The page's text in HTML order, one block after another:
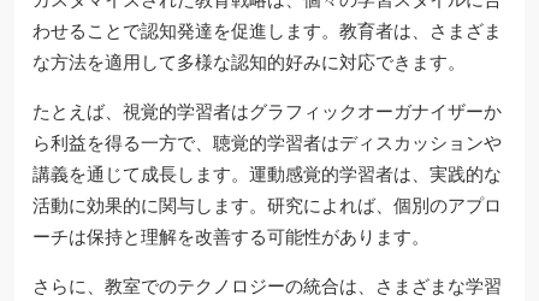
わせることで認知発達を促進します。教育者は、さまざま
な方法を適用して多様な認知的好みに対応できます。
たとえば、視覚的学習者はグラフィックオーガナイザーか
ら利益を得る一方で、聴覚的学習者はディスカッションや
講義を通じて成長します。運動感覚的学習者は、実践的な
活動に効果的に関与します。研究によれば、個別のアプロ
ーチは保持と理解を改善する可能性があります。
さらに、教室でのテクノロジーの統合は、さまざまな学習